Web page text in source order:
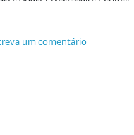
um comentário